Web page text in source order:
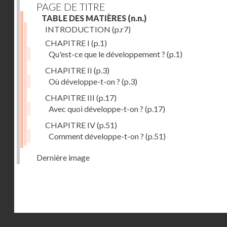
PAGE DE TITRE
TABLE DES MATIÈRES (n.n.)
INTRODUCTION (p.r7)
CHAPITRE I (p.1)
Qu'est-ce que le développement ? (p.1)
CHAPITRE II (p.3)
Où développe-t-on ? (p.3)
CHAPITRE III (p.17)
Avec quoi développe-t-on ? (p.17)
CHAPITRE IV(p.51)
Comment développe-t-on ? (p.51)
Dernière image